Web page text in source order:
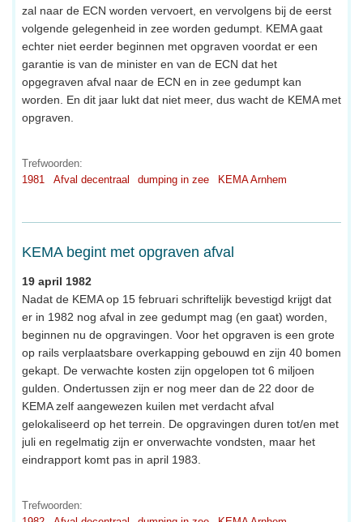
zal naar de ECN worden vervoert, en vervolgens bij de eerst
volgende gelegenheid in zee worden gedumpt. KEMA gaat
echter niet eerder beginnen met opgraven voordat er een
garantie is van de minister en van de ECN dat het
opgegraven afval naar de ECN en in zee gedumpt kan
worden. En dit jaar lukt dat niet meer, dus wacht de KEMA met
opgraven.
Trefwoorden:
1981
Afval decentraal dumping in zee KEMA Arnhem
KEMA begint met opgraven afval
19 april 1982
Nadat de KEMA op 15 februari schriftelijk bevestigd krijgt dat
er in 1982 nog afval in zee gedumpt mag (en gaat) worden,
beginnen nu de opgravingen. Voor het opgraven is een grote
op rails verplaatsbare overkapping gebouwd en zijn 40 bomen
gekapt. De verwachte kosten zijn opgelopen tot 6 miljoen
gulden. Ondertussen zijn er nog meer dan de 22 door de
KEMA zelf aangewezen kuilen met verdacht afval
gelokaliseerd op het terrein. De opgravingen duren tot/en met
juli en regelmatig zijn er onverwachte vondsten, maar het
eindrapport komt pas in april 1983.
Trefwoorden: